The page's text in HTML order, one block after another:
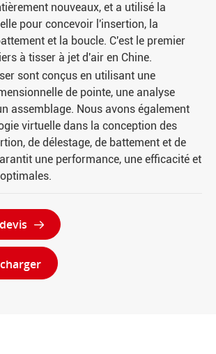
nouveaux, et a utilisé la
pour concevoir l'insertion, la
et la boucle. C'est le premier
à tisser à jet d'air en Chine.
sont conçus en utilisant une
de pointe, une analyse
assemblage. Nous avons également
virtuelle dans la conception des
de délestage, de battement et de
une performance, une efficacité et
